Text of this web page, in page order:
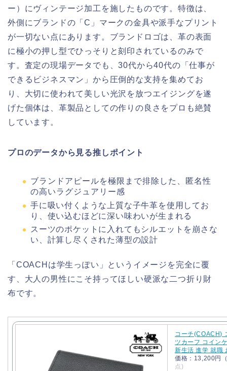
ー）にヴィンテージ加工を施したものです。特徴は、
外側にブランドの「C」マークの金具や派手なプリント
が一切ない点にあります。ブランドロゴは、革の表面
に極小の押し型でひっそりと刻印されているのみで
す。査定の現場データでも、30代から40代の「仕事が
できるビジネスマン」から圧倒的な支持を集めてお
り、大切に使われて美しい光沢を放つエイジングを遂
げた個体は、革製品としての作りの良さをプロも絶賛
しています。
プロのデータから見る推しポイント
ブランドアピールを極限まで排除した、匿名性
の高いラグジュアリー感
手に吸い付くような上質な子牛革を使用してお
り、使い込むほどに深い味わいが生まれる
スーツのポケットに入れてもシルエットを崩さな
い、計算し尽くされた薄型の設計
「COACHは学生っぽい」というイメージを完全に覆
す、大人の男性にこそ持ってほしい硬派な二つ折り財
布です。
コーチ(COACH)
ツカーフ コイン
新生活 進学 就
価格：13,200円
点)